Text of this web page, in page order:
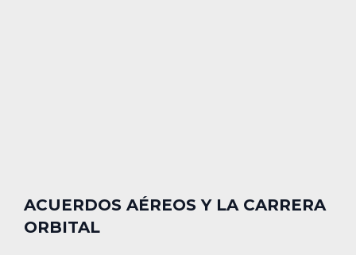
ACUERDOS AÉREOS Y LA CARRERA
ORBITAL